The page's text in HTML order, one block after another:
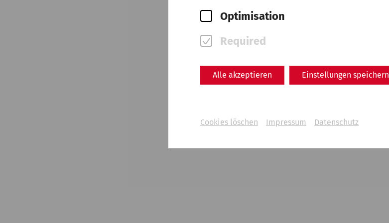
Optimisation
Required
Alle akzeptieren Einstellungen speichern
Cookies löschen Impressum Datenschutz